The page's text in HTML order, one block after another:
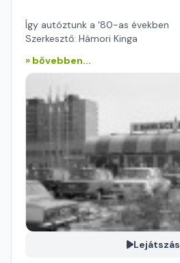
Így autóztunk a '80-as években
Szerkesztő: Hámori Kinga
» bővebben...
Lejátszás